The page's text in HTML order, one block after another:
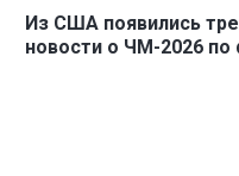
Из США появились
новости о ЧМ-2026 по